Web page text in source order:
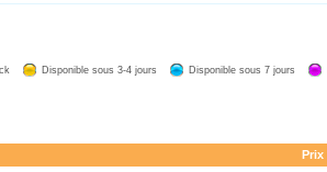
Disponible sous 3-4 jours Disponible sous 7 jours
Prix